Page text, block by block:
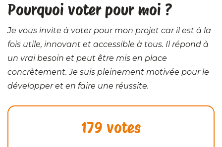
Pourquoi voter pour moi ?
Je vous invite à voter pour mon projet car il est à la
fois utile, innovant et accessible à tous. Il répond à
un vrai besoin et peut être mis en place
concrètement. Je suis pleinement motivée pour le
développer et en faire une réussite.
179 votes